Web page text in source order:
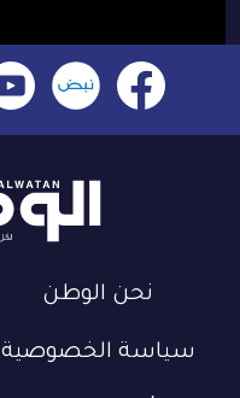
نحن الوطن
سياسة الخصوصية